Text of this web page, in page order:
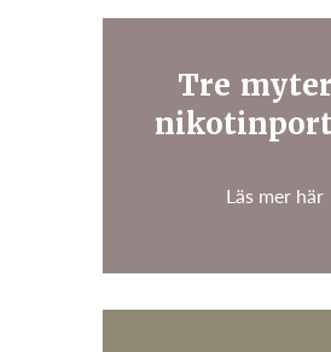
Tre
Läs mer här